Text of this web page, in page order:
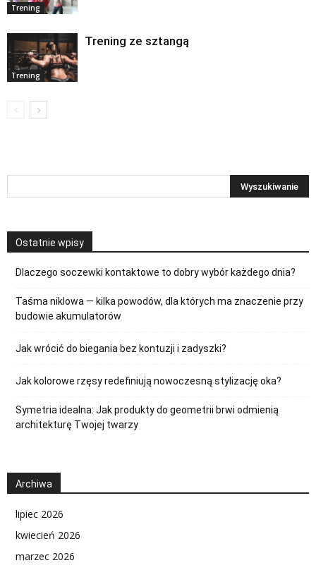
Trening
Trening
Trening ze sztangą
Ostatnie wpisy
Dlaczego soczewki kontaktowe to dobry wybór każdego dnia?
Taśma niklowa — kilka powodów, dla których ma znaczenie przy
budowie akumulatorów
Jak wrócić do biegania bez kontuzji i zadyszki?
Jak kolorowe rzęsy redefiniują nowoczesną stylizację oka?
Symetria idealna: Jak produkty do geometrii brwi odmienią
architekturę Twojej twarzy
Archiwa
lipiec 2026
kwiecień 2026
marzec 2026